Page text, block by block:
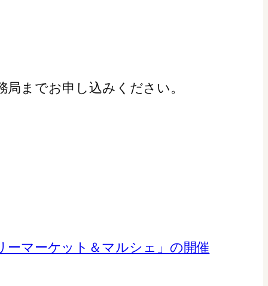
までお申し込みください。
ーマーケット＆マルシェ」の開催